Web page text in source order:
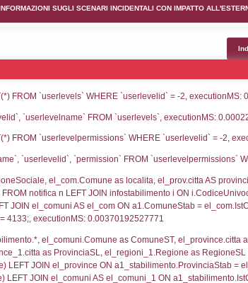
SEZIONE D (pubblico) - INFORMAZIONI
F (pubblico) - DESCRIZIONE
H (pubblico) - DESCRIZIONE
18/UE
SEZIONE L (pubblico) - INFORMAZIONI SUGLI